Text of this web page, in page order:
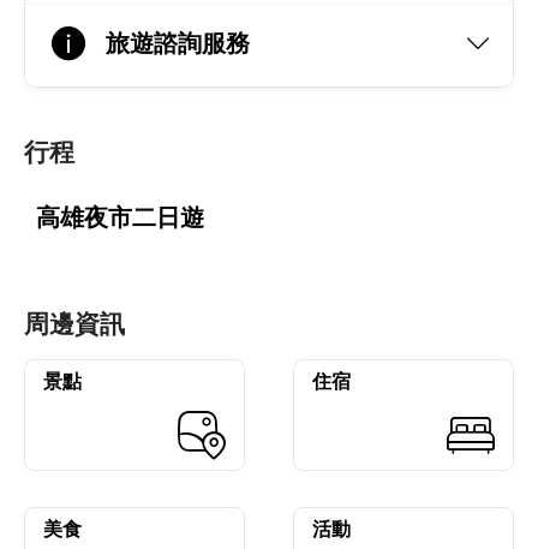
旅遊諮詢服務
行程
高雄夜市二日遊
周邊資訊
景點 住宿
美食 活動